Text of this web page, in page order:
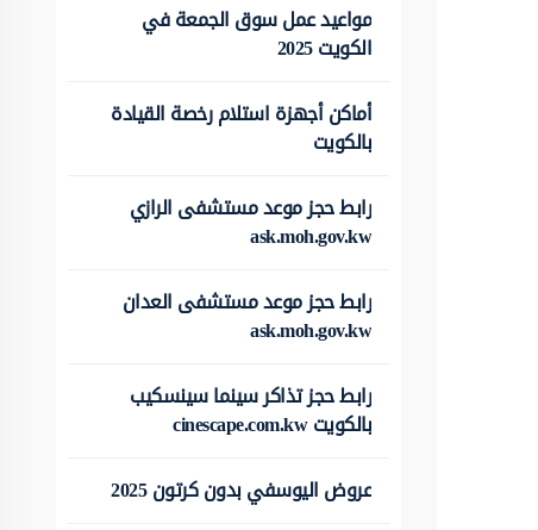
مواعيد عمل سوق الجمعة في
الكويت 2025
أماكن أجهزة استلام رخصة القيادة
بالكويت
رابط حجز موعد مستشفى الرازي
ask.moh.gov.kw
رابط حجز موعد مستشفى العدان
ask.moh.gov.kw
رابط حجز تذاكر سينما سينسكيب
بالكويت cinescape.com.kw
عروض اليوسفي بدون كرتون 2025